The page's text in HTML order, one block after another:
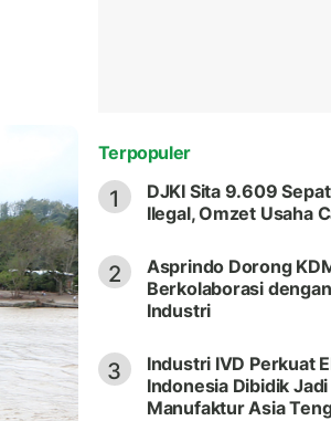
Terpopuler
1
DJKI Sita 9.609
Ilegal, Omzet Usaha
2
Asprindo Dorong
Berkolaborasi
Industri
3
Industri IVD Perkuat
Indonesia Dibidik
Manufaktur Asia